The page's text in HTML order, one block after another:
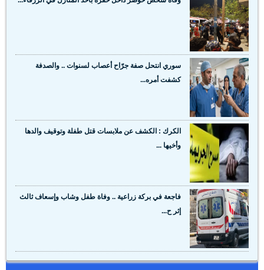
سوري انتحل صفة جرّاح أعصاب لسنوات .. والصدفة
كشفت أمره...
الكرك : الكشف عن ملابسات قتل طفلة وتوقيف والدها
وأخيها ...
فاجعة في بركة زراعية .. وفاة طفل وشاب وإسعاف ثالث
إثر ح...